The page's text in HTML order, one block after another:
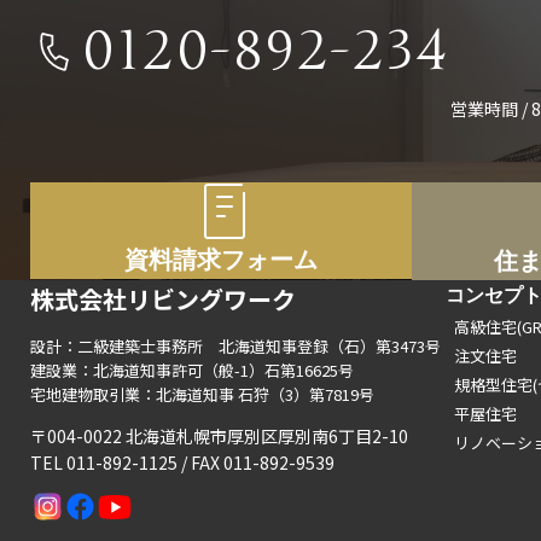
0120-892-234
営業時間 /
資料請求フォーム 住
コンセプト
高級住宅
注文住宅
規格型住宅
平屋住宅
リノベーシ
株式会社リビングワーク
設計：二級建築士事務所 北海道知事登録（石）第3473号
建設業：北海道知事許可（般-1）石第16625号
宅地建物取引業：北海道知事 石狩（3）第7819号
〒004-0022 北海道札幌市厚別区厚別南6丁目2-10
TEL 011-892-1125 / FAX 011-892-9539